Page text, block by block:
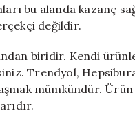
bu alanda kazanç
değildir.
biridir. Kendi
Trendyol,
mümkündür.